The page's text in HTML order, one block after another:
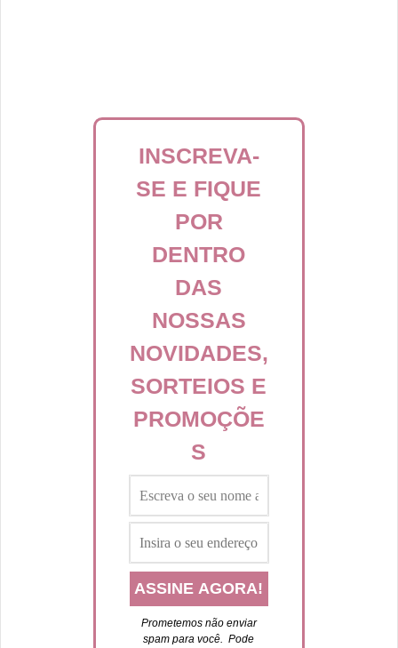
INSCREVA-
SE E FIQUE
POR
DENTRO
DAS
NOSSAS
NOVIDADES,
SORTEIOS E
PROMOÇÕE
S
Prometemos não enviar
spam para você. Pode